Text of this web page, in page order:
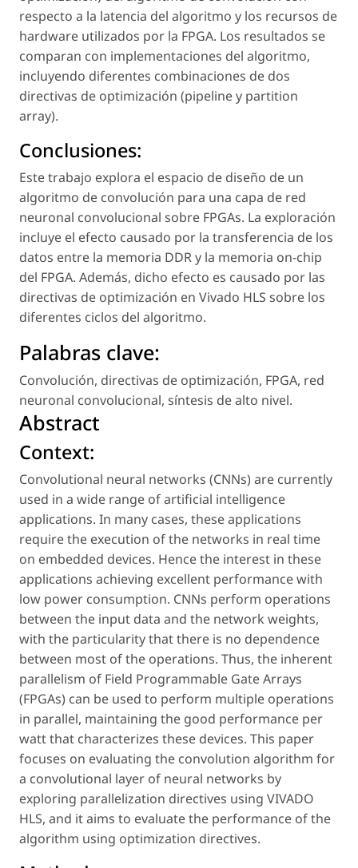
respecto a la latencia del algoritmo y los recursos de
hardware utilizados por la FPGA. Los resultados se
comparan con implementaciones del algoritmo,
incluyendo diferentes combinaciones de dos
directivas de optimización (pipeliney partition
array).
Conclusiones:
Este trabajo explora el espacio de diseño de un
algoritmo de convolución para una capa de red
neuronal convolucional sobre FPGAs. La exploración
incluye el efecto causado por la transferencia de los
datos entre la memoria DDR y la memoria on-chip
del FPGA. Además, dicho efecto es causado por las
directivas de optimización en Vivado HLS sobre los
diferentes ciclos del algoritmo.
Palabras clave:
Convolución, directivas de optimización, FPGA, red
neuronal convolucional, síntesis de alto nivel.
Abstract
Context:
Convolutional neural networks (CNNs) are currently
used in a wide range of artificial intelligence
applications. In many cases, these applications
require the execution of the networks in real time
on embedded devices. Hence the interest in these
applications achieving excellent performance with
low power consumption. CNNs perform operations
between the input data and the network weights,
with the particularity that there is no dependence
between most of the operations. Thus, the inherent
parallelism of Field Programmable Gate Arrays
(FPGAs) can be used to perform multiple operations
in parallel, maintaining the good performance per
watt that characterizes these devices. This paper
focuses on evaluating the convolution algorithm for
a convolutional layer of neural networks by
exploring parallelization directives using VIVADO
HLS, and it aims to evaluate the performance of the
algorithm using optimization directives.